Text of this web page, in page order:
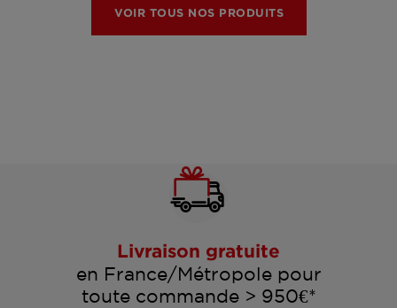
VOIR TOUS NOS PRODUITS
Livraison gratuite
en France/Métropole pour
toute commande > 950€*